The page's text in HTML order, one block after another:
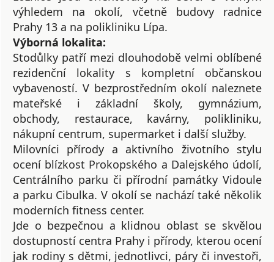
výhledem na okolí, včetně budovy radnice
Prahy 13 a na polikliniku Lípa.
Výborná lokalita:
Stodůlky patří mezi dlouhodobě velmi oblíbené
rezidenční lokality s kompletní občanskou
vybaveností. V bezprostředním okolí naleznete
mateřské i základní školy, gymnázium,
obchody, restaurace, kavárny, polikliniku,
nákupní centrum, supermarket i další služby.
Milovníci přírody a aktivního životního stylu
ocení blízkost Prokopského a Dalejského údolí,
Centrálního parku či přírodní památky Vidoule
a parku Cibulka. V okolí se nachází také několik
moderních fitness center.
Jde o bezpečnou a klidnou oblast se skvělou
dostupností centra Prahy i přírody, kterou ocení
jak rodiny s dětmi, jednotlivci, páry či investoři,